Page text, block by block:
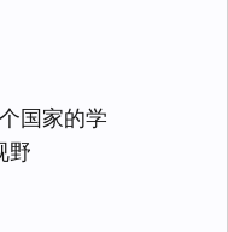
国家的学
野